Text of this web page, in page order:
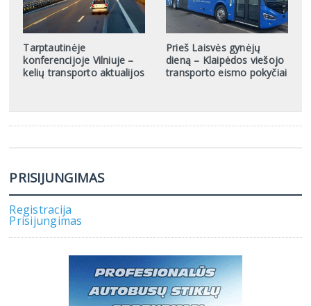
Tarptautinėje
konferencijoje Vilniuje –
kelių transporto aktualijos
Prieš Laisvės gynėjų
dieną – Klaipėdos viešojo
transporto eismo pokyčiai
PRISIJUNGIMAS
Registracija
Prisijungimas